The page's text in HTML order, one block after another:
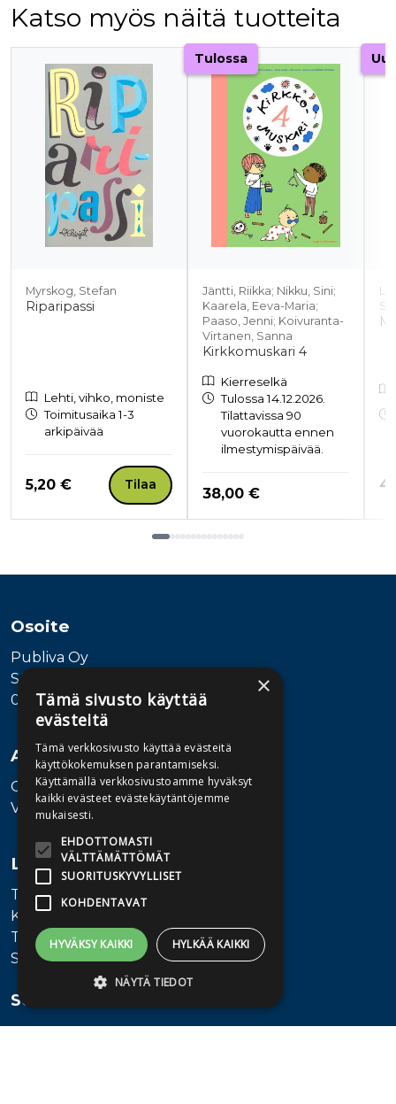
Katso myös näitä tuotteita
Tuoteluettelon alku
Myrskog, Stefan
Riparipassi
Lehti, vihko, moniste
Toimitusaika 1-3
arkipäivää
Hinta nyt
5,20 € Tilaa
Tulossa
Jäntti, Riikka; Nikku, Sini;
Kaarela, Eeva-Maria;
Paaso, Jenni; Koivuranta-
Virtanen, Sanna
Kirkkomuskari 4
Kierreselkä
Tulossa 14.12.2026.
Tilattavissa 90
vuorokautta ennen
ilmestymispäivää.
Hinta nyt
38,00 €
Osoite
Publiva Oy
Sörnäistenkatu 1
00580 Helsinki
Asiakaspalvelu
Ota yhteyttä
Vaihde: 010 345100
Lisätietoa
Toimitusehdot
Käyttöohjeet
Tietosuojaseloste
Saavutettavuusseloste
Seuraa meitä
×
Tämä sivusto käyttää
evästeitä
Tämä verkkosivusto käyttää evästeitä
käyttökokemuksen parantamiseksi.
Käyttämällä verkkosivustoamme hyväksyt
kaikki evästeet evästekäytäntöjemme
mukaisesti.
EHDOTTOMASTI
VÄLTTÄMÄTTÖMÄT
SUORITUSKYVYLLISET
KOHDENTAVAT
HYVÄKSY KAIKKI HYLKÄÄ KAIKKI
NÄYTÄ TIEDOT